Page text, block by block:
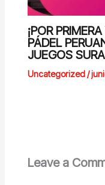
¡POR
PÁDEL
JUEGOS
Uncategorized/
Leave a